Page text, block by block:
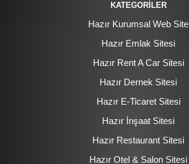
KATEGORİLER
Hazır Kurumsal Web Site
Hazır Emlak Sitesi
Hazır Rent A Car Sitesi
Hazır Dernek Sitesi
Hazır E-Ticaret Sitesi
Hazır İnşaat Sitesi
Hazır Restaurant Sitesi
Hazır Otel & Salon Sitesi